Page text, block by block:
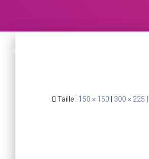
Taille : 150 × 150 300 × 225